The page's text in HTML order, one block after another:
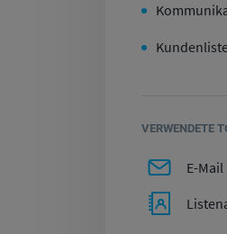
VERWENDETE
E-